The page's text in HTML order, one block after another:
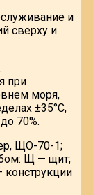
и
сверху и
при
моря,
±35°С,
70%.
ЩО-70-1;
Щ — щит;